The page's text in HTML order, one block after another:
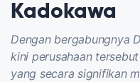
Kadokawa
Dengan bergabungnya
kini perusahaan
yang secara signifikan